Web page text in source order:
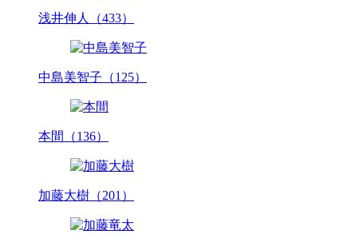
浅井伸人（433）
中島美智子（125）
本間（136）
加藤大樹（201）